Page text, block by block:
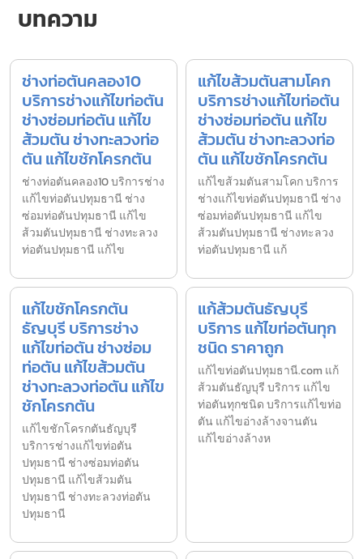
บทความ
ช่างท่อตันคลอง10
บริการช่างแก้ไขท่อตัน
ช่างซ่อมท่อตัน แก้ไข
ส้วมตัน ช่างทะลวงท่อ
ตัน แก้ไขชักโครกตัน
ช่างท่อตันคลอง10 บริการช่าง
แก้ไขท่อตันปทุมธานี ช่าง
ซ่อมท่อตันปทุมธานี แก้ไข
ส้วมตันปทุมธานี ช่างทะลวง
ท่อตันปทุมธานี แก้ไข
แก้ไขส้วมตันสามโคก
บริการช่างแก้ไขท่อตัน
ช่างซ่อมท่อตัน แก้ไข
ส้วมตัน ช่างทะลวงท่อ
ตัน แก้ไขชักโครกตัน
แก้ไขส้วมตันสามโคก บริการ
ช่างแก้ไขท่อตันปทุมธานี ช่าง
ซ่อมท่อตันปทุมธานี แก้ไข
ส้วมตันปทุมธานี ช่างทะลวง
ท่อตันปทุมธานี แก้
แก้ไขชักโครกตัน
ธัญบุรี บริการช่าง
แก้ไขท่อตัน ช่างซ่อม
ท่อตัน แก้ไขส้วมตัน
ช่างทะลวงท่อตัน แก้ไข
ชักโครกตัน
แก้ไขชักโครกตันธัญบุรี
บริการช่างแก้ไขท่อตัน
ปทุมธานี ช่างซ่อมท่อตัน
ปทุมธานี แก้ไขส้วมตัน
ปทุมธานี ช่างทะลวงท่อตัน
ปทุมธานี
แก้ส้วมตันธัญบุรี
บริการ แก้ไขท่อตันทุก
ชนิด ราคาถูก
แก้ไขท่อตันปทุมธานี.com แก้
ส้วมตันธัญบุรี บริการ แก้ไข
ท่อตันทุกชนิด บริการแก้ไขท่อ
ตัน แก้ไขอ่างล้างจานตัน
แก้ไขอ่างล้างห